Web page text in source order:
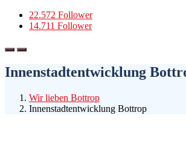
22.572 Follower
14.711 Follower
Innenstadtentwicklung
Wir lieben Bottrop
Innenstadtentwicklung Bottrop